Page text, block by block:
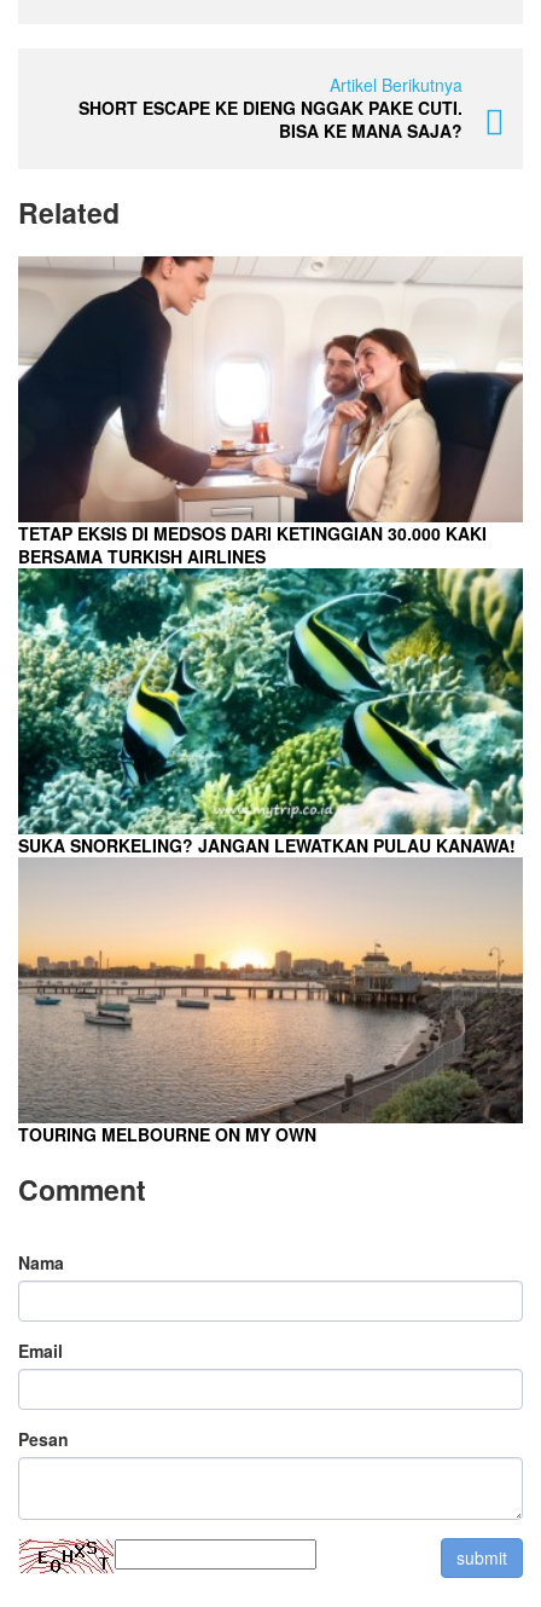
Artikel Berikutnya
SHORT ESCAPE KE DIENG NGGAK PAKE CUTI.
BISA KE MANA SAJA?
Related
TETAP EKSIS DI MEDSOS DARI KETINGGIAN 30.000 KAKI
BERSAMA TURKISH AIRLINES
SUKA SNORKELING? JANGAN LEWATKAN PULAU KANAWA!
TOURING MELBOURNE ON MY OWN
Comment
Nama
Email
Pesan